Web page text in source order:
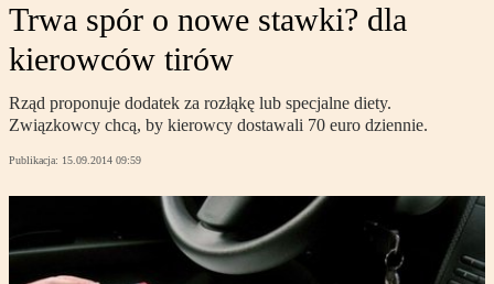
Trwa spór o nowe stawki? dla
kierowców tirów
Rząd proponuje dodatek za rozłąkę lub specjalne diety.
Związkowcy chcą, by kierowcy dostawali 70 euro dziennie.
Publikacja: 15.09.2014 09:59